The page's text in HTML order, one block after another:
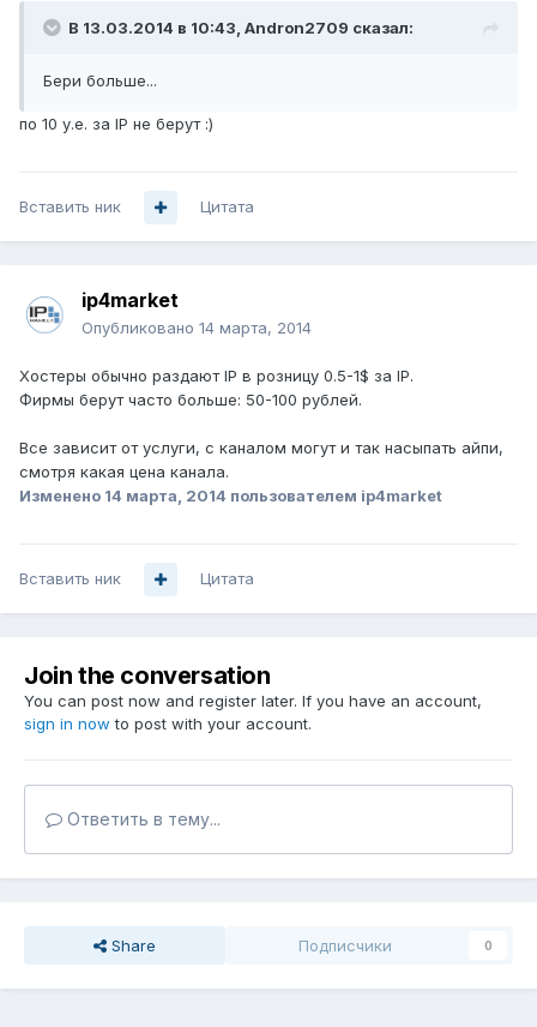
В 13.03.2014 в 10:43, Andron2709 сказал:
Бери больше...
по 10 у.е. за IP не берут :)
Вставить ник Цитата
ip4market
Опубликовано 14 марта, 2014
Хостеры обычно раздают IP в розницу 0.5-1$ за IP.
Фирмы берут часто больше: 50-100 рублей.
Все зависит от услуги, с каналом могут и так насыпать айпи,
смотря какая цена канала.
Изменено 14 марта, 2014 пользователем ip4market
Вставить ник Цитата
Join the conversation
You can post now and register later. If you have an account,
sign in now to post with your account.
Ответить в тему...
Share Подписчики 0